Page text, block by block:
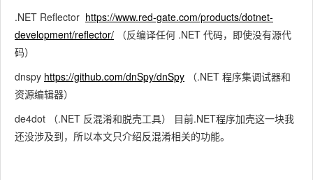
.NET Reflector https://www.red-gate.com/products/dotnet-
development/reflector/ （反编译任何 .NET 代码，即使没有源代
码）
dnspy https://github.com/dnSpy/dnSpy （.NET 程序集调试器和
资源编辑器）
de4dot （.NET 反混淆和脱壳工具） 目前.NET程序加壳这一块我
还没涉及到，所以本文只介绍反混淆相关的功能。